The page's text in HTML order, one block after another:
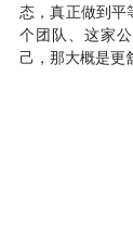
态，真正做到
个团队、这家
己，那大概是更